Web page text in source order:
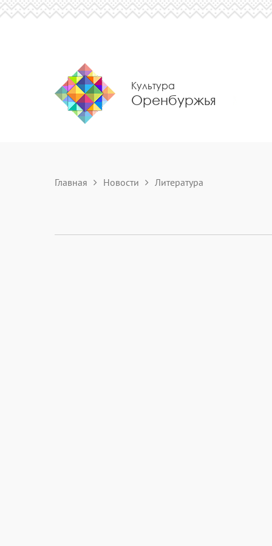
Культура
Оренбуржья
Главная Новости Литература